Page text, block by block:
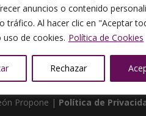
anuncios o contenido
tráfico. Al hacer clic en "Aceptar
de cookies. Política de Cookies
Rechazar
24005
Propone | Política de